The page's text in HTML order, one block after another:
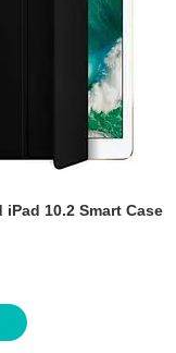
10.2 Smart Case